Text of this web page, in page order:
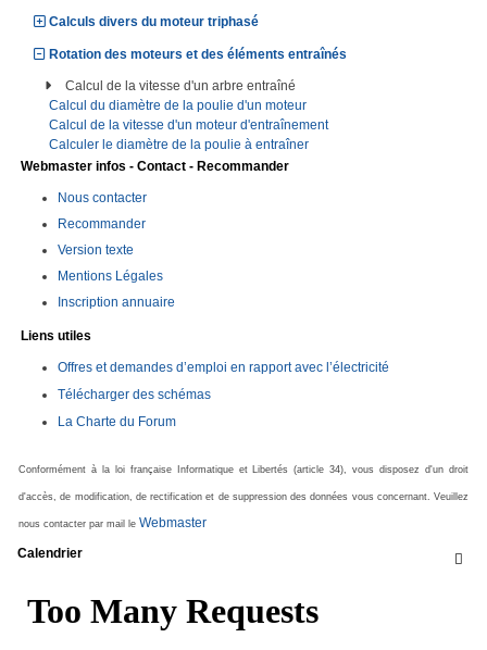
Calculs divers du moteur triphasé
Rotation des moteurs et des éléments entraînés
Calcul de la vitesse d'un arbre entraîné
Calcul du diamètre de la poulie d'un moteur
Calcul de la vitesse d'un moteur d'entraînement
Calculer le diamètre de la poulie à entraîner
Webmaster infos - Contact - Recommander
Nous contacter
Recommander
Version texte
Mentions Légales
Inscription annuaire
Liens utiles
Offres et demandes d’emploi en rapport avec l’électricité
Télécharger des schémas
La Charte du Forum
Conformément à la loi française Informatique et Libertés (article 34), vous disposez d'un droit
d'accès, de modification, de rectification et de suppression des données vous concernant. Veuillez
nous contacter par mail le Webmaster

Calendrier